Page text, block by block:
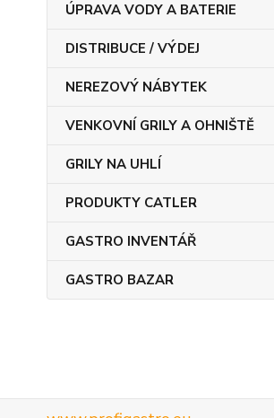
ÚPRAVA VODY A BATERIE
DISTRIBUCE / VÝDEJ
NEREZOVÝ NÁBYTEK
VENKOVNÍ GRILY A OHNIŠTĚ
GRILY NA UHLÍ
PRODUKTY CATLER
GASTRO INVENTÁŘ
GASTRO BAZAR